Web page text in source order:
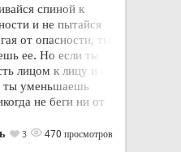
спиной к
и не пытайся
от опасности, ты
ее. Но если ты
лицом к лицу и не
ты уменьшаешь
не беги ни от
3 470 просмотров